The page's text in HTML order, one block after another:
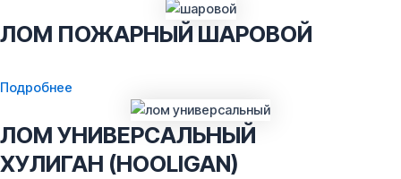
ЛОМ ПОЖАРНЫЙ ШАРОВОЙ
Подробнее
ЛОМ УНИВЕРСАЛЬНЫЙ
ХУЛИГАН (HOOLIGAN)